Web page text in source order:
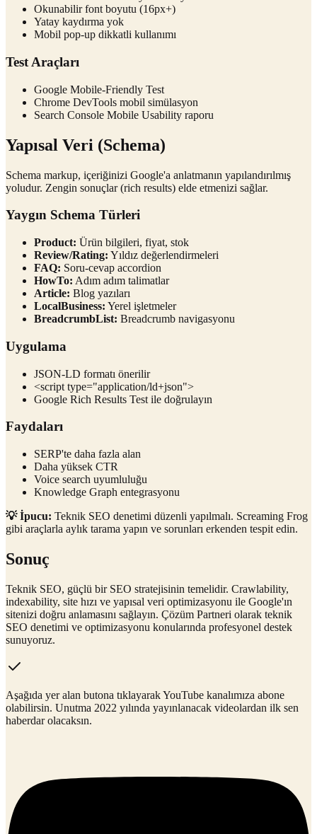
Okunabilir font boyutu (16px+)
Yatay kaydırma yok
Mobil pop-up dikkatli kullanımı
Test Araçları
Google Mobile-Friendly Test
Chrome DevTools mobil simülasyon
Search Console Mobile Usability raporu
Yapısal Veri (Schema)
Schema markup, içeriğinizi Google'a anlatmanın yapılandırılmış
yoludur. Zengin sonuçlar (rich results) elde etmenizi sağlar.
Yaygın Schema Türleri
Product: Ürün bilgileri, fiyat, stok
Review/Rating: Yıldız değerlendirmeleri
FAQ: Soru-cevap accordion
HowTo: Adım adım talimatlar
Article: Blog yazıları
LocalBusiness: Yerel işletmeler
BreadcrumbList: Breadcrumb navigasyonu
Uygulama
JSON-LD formatı önerilir
<script type="application/ld+json">
Google Rich Results Test ile doğrulayın
Faydaları
SERP'te daha fazla alan
Daha yüksek CTR
Voice search uyumluluğu
Knowledge Graph entegrasyonu
💡 İpucu: Teknik SEO denetimi düzenli yapılmalı. Screaming Frog
gibi araçlarla aylık tarama yapın ve sorunları erkenden tespit edin.
Sonuç
Teknik SEO, güçlü bir SEO stratejisinin temelidir. Crawlability,
indexability, site hızı ve yapısal veri optimizasyonu ile Google'ın
sitenizi doğru anlamasını sağlayın. Çözüm Partneri olarak teknik
SEO denetimi ve optimizasyonu konularında profesyonel destek
sunuyoruz.
Aşağıda yer alan butona tıklayarak YouTube kanalımıza abone
olabilirsin. Unutma 2022 yılında yayınlanacak videolardan ilk sen
haberdar olacaksın.